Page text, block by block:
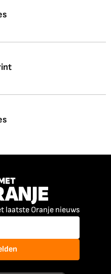
laatste Oranje nieuws